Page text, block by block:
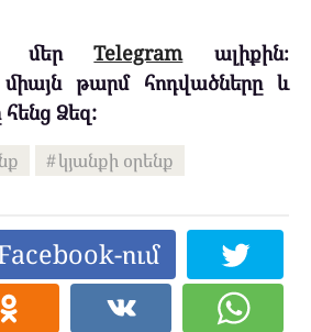
մերTelegramալիքին։
միայն թարմ հոդվածները և
Ձեզ:
կյանքի օրենք
ում